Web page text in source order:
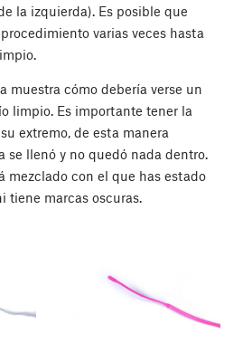
la izquierda). Es posible que
varias veces hasta
muestra cómo debería verse un
limpio. Es importante tener la
extremo, de esta manera
se llenó y no quedó nada dentro.
mezclado con el que has estado
tiene marcas oscuras.